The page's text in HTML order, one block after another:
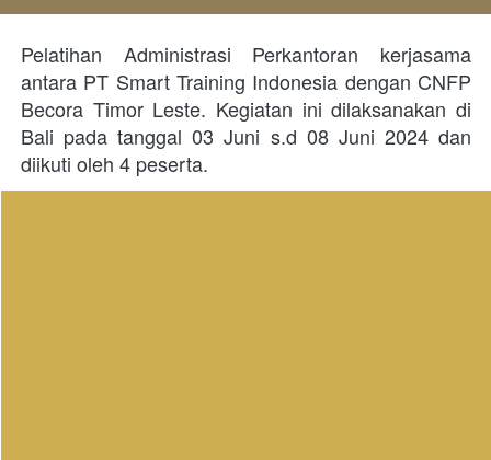
Pelatihan Administrasi Perkantoran kerjasama
antara PT Smart Training Indonesia dengan CNFP
Becora Timor Leste. Kegiatan ini dilaksanakan di
Bali pada tanggal 03 Juni s.d 08 Juni 2024 dan
diikuti oleh 4 peserta.